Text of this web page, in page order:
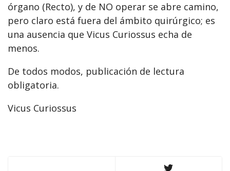
órgano (Recto), y de NO operar se abre camino,
pero claro está fuera del ámbito quirúrgico; es
una ausencia que Vicus Curiossus echa de
menos.
De todos modos, publicación de lectura
obligatoria.
Vicus Curiossus